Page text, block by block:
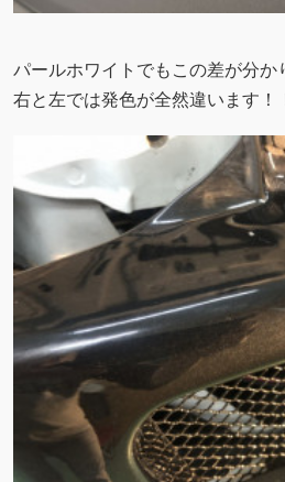
パールホワイトでもこの差が分か
右と左では発色が全然違います！